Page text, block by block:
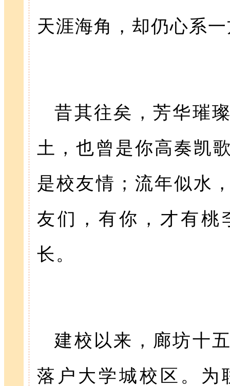
天涯海角，却仍心系
昔其往矣，芳华璀
土，也曾是你高奏凯
是校友情；流年似水
友们，有你，才有桃
长。
建校以来，廊坊十
落户大学城校区。为